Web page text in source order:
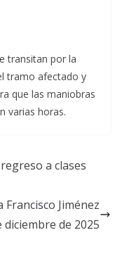
transitan por la
tramo afectado y
que las maniobras
varias horas.
a clases
Jiménez
de 2025